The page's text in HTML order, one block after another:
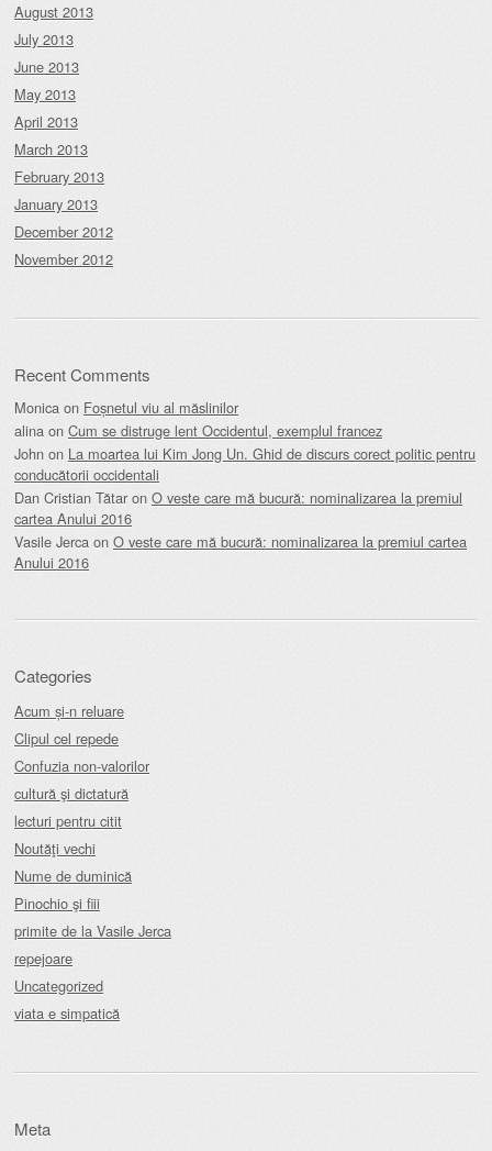
August 2013
July 2013
June 2013
May 2013
April 2013
March 2013
February 2013
January 2013
December 2012
November 2012
Recent Comments
Monica on Foșnetul viu al măslinilor
alina on Cum se distruge lent Occidentul, exemplul francez
John on La moartea lui Kim Jong Un. Ghid de discurs corect politic pentru
conducătorii occidentali
Dan Cristian Tătar on O veste care mă bucură: nominalizarea la premiul
cartea Anului 2016
Vasile Jerca on O veste care mă bucură: nominalizarea la premiul cartea
Anului 2016
Categories
Acum și-n reluare
Clipul cel repede
Confuzia non-valorilor
cultură şi dictatură
lecturi pentru citit
Noutăţi vechi
Nume de duminică
Pinochio şi fiii
primite de la Vasile Jerca
repejoare
Uncategorized
viata e simpatică
Meta